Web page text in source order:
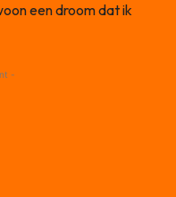
een droom dat ik
-